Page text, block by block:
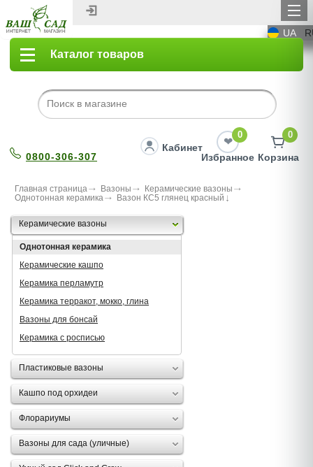
UA
Каталог товаров
0800-306-307
Кабинет
0
Избранное
0
Корзина
Главная страница Вазоны
Керамические вазоны
Однотонная керамика
Вазон КС5 глянец красный
Керамические вазоны
Однотонная керамика
Керамические кашпо
Керамика перламутр
Керамика терракот, мокко, глина
Вазоны для бонсай
Керамика с росписью
Пластиковые вазоны
Кашпо под орхидеи
Флорариумы
Вазоны для сада (уличные)